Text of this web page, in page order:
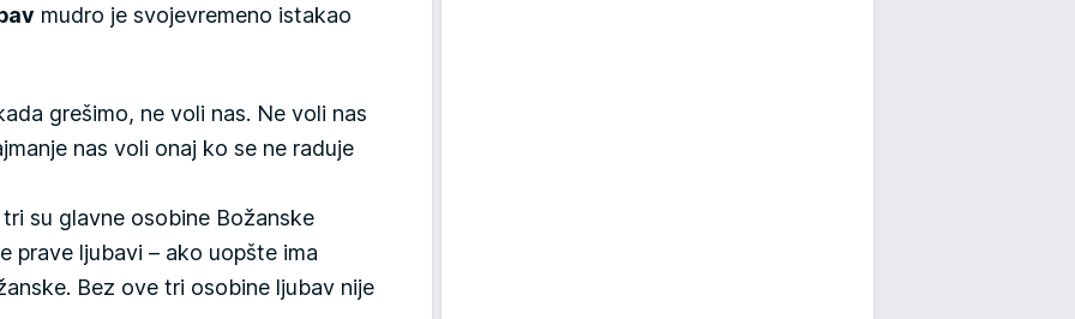
mudro je svojevremeno istakao
grešimo, ne voli nas. Ne voli nas
nas voli onaj ko se ne raduje
su glavne osobine Božanske
prave ljubavi – ako uopšte ima
Bez ove tri osobine ljubav nije